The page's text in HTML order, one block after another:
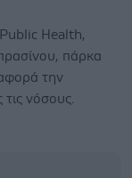
Health,
πάρκα
την
νόσους.